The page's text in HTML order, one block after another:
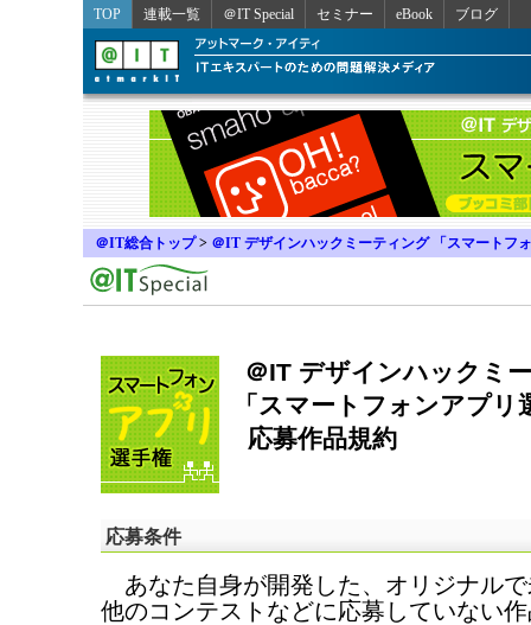
TOP 連載一覧 ＠IT Special セミナー eBook ブログ
＠IT総合トップ> ＠IT デザインハックミーティング 「スマートフ
＠IT デザインハックミ
「スマートフォンアプリ
応募作品規約
応募条件
あなた自身が開発した、オリジナル
他のコンテストなどに応募していない